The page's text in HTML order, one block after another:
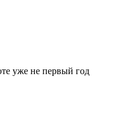
уже не первый год